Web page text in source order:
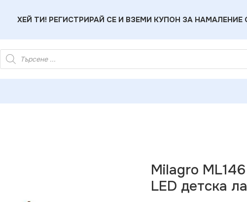
ХЕЙ ТИ! РЕГИСТРИРАЙ СЕ И ВЗЕМИ КУПОН ЗА НАМАЛЕНИЕ
Milagro
LED детска